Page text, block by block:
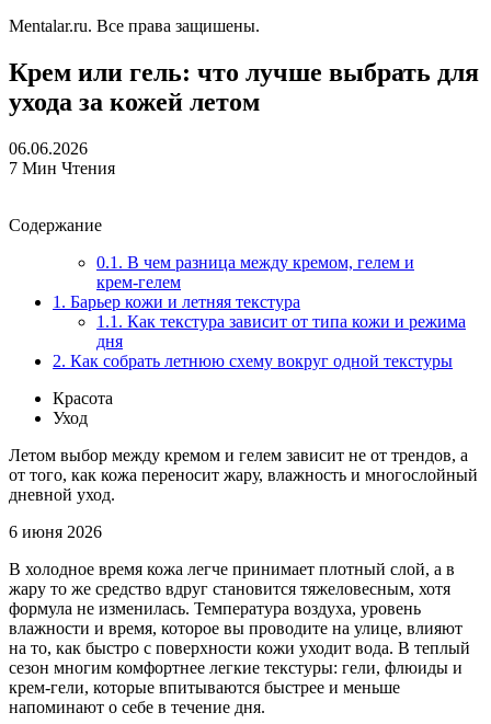
Mentalar.ru. Все права защишены.
Крем или гель: что лучше выбрать для
ухода за кожей летом
06.06.2026
7 Мин Чтения
Содержание
0.1. В чем разница между кремом, гелем и
крем‑гелем
1. Барьер кожи и летняя текстура
1.1. Как текстура зависит от типа кожи и режима
дня
2. Как собрать летнюю схему вокруг одной текстуры
Красота
Уход
Летом выбор между кремом и гелем зависит не от трендов, а
от того, как кожа переносит жару, влажность и многослойный
дневной уход.
6 июня 2026
В холодное время кожа легче принимает плотный слой, а в
жару то же средство вдруг становится тяжеловесным, хотя
формула не изменилась. Температура воздуха, уровень
влажности и время, которое вы проводите на улице, влияют
на то, как быстро с поверхности кожи уходит вода. В теплый
сезон многим комфортнее легкие текстуры: гели, флюиды и
крем-гели, которые впитываются быстрее и меньше
напоминают о себе в течение дня.